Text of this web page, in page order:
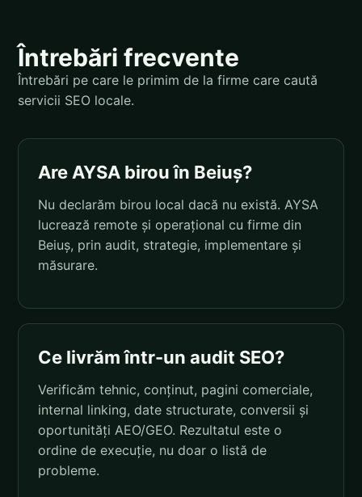
Întrebări frecvente
Întrebări pe care le primim de la firme care caută
servicii SEO locale.
Are AYSA birou în Beiuș?
Nu declarăm birou local dacă nu există. AYSA
lucrează remote și operațional cu firme din
Beiuș, prin audit, strategie, implementare și
măsurare.
Ce livrăm într-un audit SEO?
Verificăm tehnic, conținut, pagini comerciale,
internal linking, date structurate, conversii și
oportunități AEO/GEO. Rezultatul este o
ordine de execuție, nu doar o listă de
probleme.